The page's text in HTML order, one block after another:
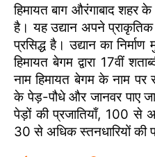
हिमायत बाग औरंगाबाद शहर
है। यह उद्यान अपने
प्रसिद्ध है। उद्यान का
हिमायत बेगम द्वारा 17वीं
नाम हिमायत बेगम के नाम पर
के पेड़-पौधे और जानवर पाए
पेड़ों की प्रजातियाँ, 100 से
30 से अधिक स्तनधारियों की